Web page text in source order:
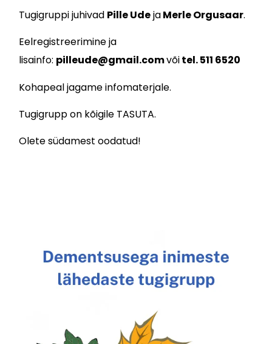
Tugigruppi juhivad Pille UdejaMerle Orgusaar.
Eelregistreerimine ja
lisainfo: pilleude@gmail.comvõitel. 511 6520
Kohapeal jagame infomaterjale.
Tugigrupp on kõigile TASUTA.
Olete südamest oodatud!